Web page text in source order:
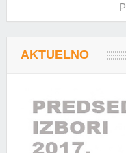
AKTUELNO